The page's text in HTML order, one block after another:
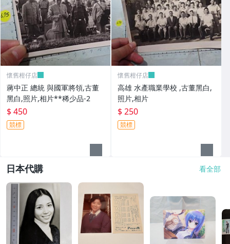
懷舊柑仔店
蔣中正 總統 與國軍將領,古董
黑白,照片,相片**稀少品-2
$ 450
競標
懷舊柑仔店
高雄 水產職業學校 ,古董黑白,
照片,相片
$ 250
競標
日本代購 看全部